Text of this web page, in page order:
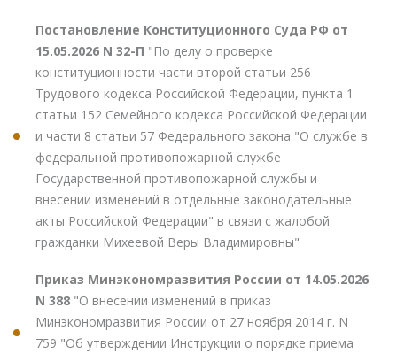
Постановление Конституционного Суда РФ от
15.05.2026 N 32-П "По делу о проверке
конституционности части второй статьи 256
Трудового кодекса Российской Федерации, пункта 1
статьи 152 Семейного кодекса Российской Федерации
и части 8 статьи 57 Федерального закона "О службе в
федеральной противопожарной службе
Государственной противопожарной службы и
внесении изменений в отдельные законодательные
акты Российской Федерации" в связи с жалобой
гражданки Михеевой Веры Владимировны"
Приказ Минэкономразвития России от 14.05.2026
N 388 "О внесении изменений в приказ
Минэкономразвития России от 27 ноября 2014 г. N
759 "Об утверждении Инструкции о порядке приема